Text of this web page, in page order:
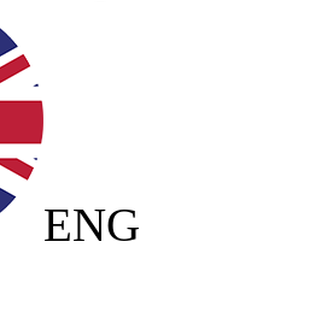
ENG